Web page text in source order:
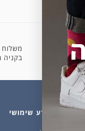
משלוח
בקניה
מידע שימושי